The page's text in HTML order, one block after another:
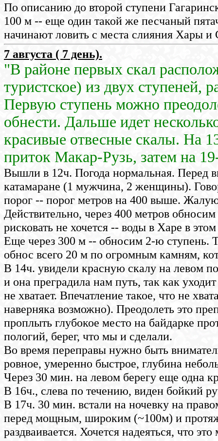
По описанию до второй ступени
100 м -- еще один такой же песчаный
начинают ловить с места слияния Хары
7 августа ( 7 день).
"В районе первых скал
туристское) из двух ступеней,
Первую ступень можно
обнести. Дальше идет
красивые отвесные скалы. На
приток Макар-Рузь, затем на
Вышли в 12ч. Погода нормальная. Перед
катамаране (1 мужчина, 2 женщины).
порог -- порог метров на 400 выше.
Действительно, через 400 метров
рисковать не хочется -- воды в Харе в
Еще через 300 м -- обносим 2-ю ступень.
обнос всего 20 м по огромным камням,
В 14ч. увидели красную скалу на левом
и она преградила нам путь, так как
не хватает. Впечатление такое, что не
наверняка возможно). Преодолеть это
проплыть глубокое место на байдарке
пологий, берег, что мы и сделали.
Во время переправы нужно быть
ровное, умеренно быстрое, глубина
Через 30 мин. на левом берегу еще одна
В 16ч., слева по течению, виден бойкий
В 17ч. 30 мин. встали на ночевку на
перед мощным, широким (~100м) и
раздваивается. Хочется надеяться, что